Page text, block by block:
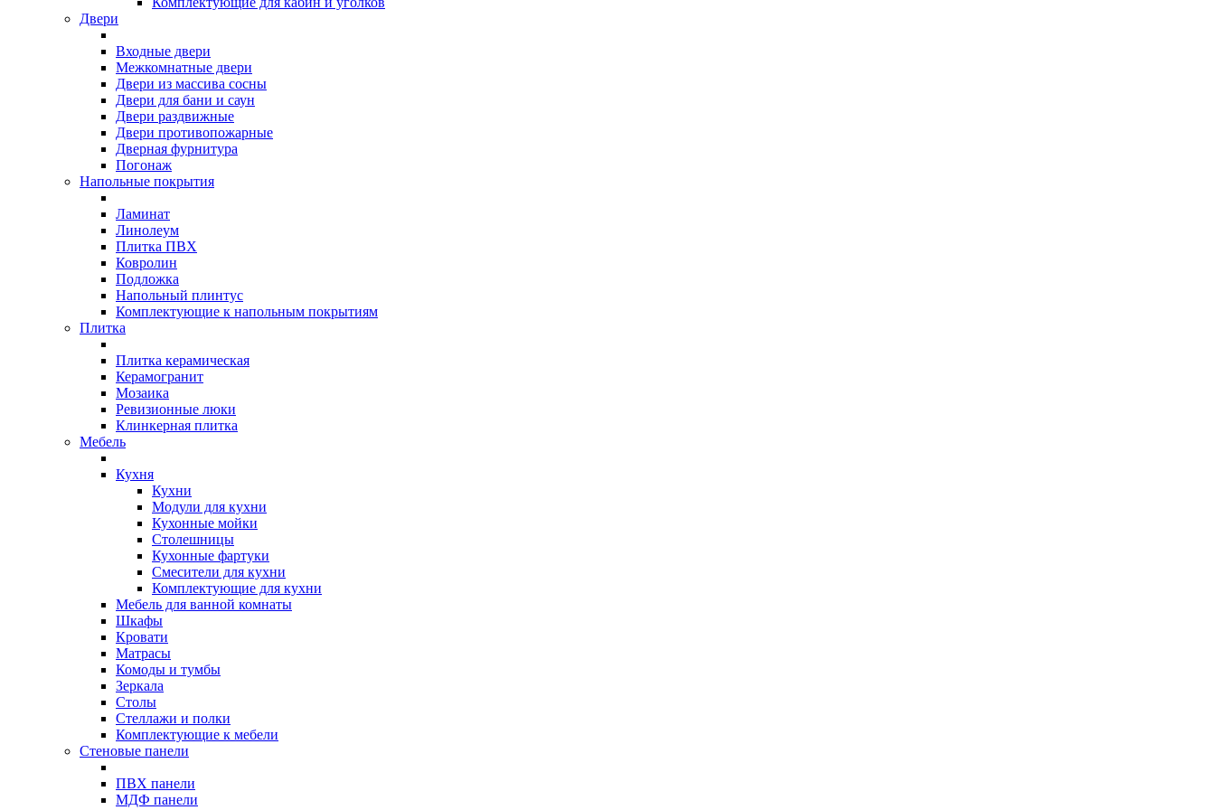
Двери
Входные двери
Межкомнатные двери
Двери из массива сосны
Двери для бани и саун
Двери раздвижные
Двери противопожарные
Дверная фурнитура
Погонаж
Напольные покрытия
Ламинат
Линолеум
Плитка ПВХ
Ковролин
Подложка
Напольный плинтус
Комплектующие к напольным покрытиям
Плитка
Плитка керамическая
Керамогранит
Мозаика
Ревизионные люки
Клинкерная плитка
Мебель
Кухня
Кухни
Модули для кухни
Кухонные мойки
Столешницы
Кухонные фартуки
Смесители для кухни
Комплектующие для кухни
Мебель для ванной комнаты
Шкафы
Кровати
Матрасы
Комоды и тумбы
Зеркала
Столы
Стеллажи и полки
Комплектующие к мебели
Стеновые панели
ПВХ панели
МДФ панели